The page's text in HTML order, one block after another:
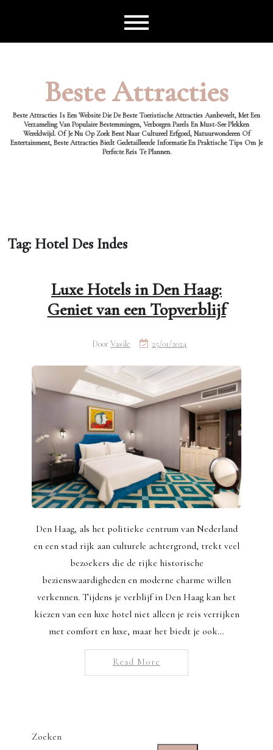
Beste Attracties
Beste Attracties Is Een Website Die De Beste Toeristische Attracties Aanbeveelt, Met Een
Verzameling Van Populaire Bestemmingen, Verborgen Parels En Must-See Plekken
Wereldwijd. Of Je Nu Op Zoek Bent Naar Cultureel Erfgoed, Natuurwonderen Of
Entertainment, Beste Attracties Biedt Gedetailleerde Informatie En Praktische Tips Om Je
Perfecte Reis Te Plannen.
Tag: Hotel Des Indes
Luxe Hotels in Den Haag:
Geniet van een Topverblijf
DoorVasile 25/01/2024
Den Haag, als het politieke centrum van Nederland
en een stad rijk aan culturele achtergrond, trekt veel
bezoekers die de rijke historische
bezienswaardigheden en moderne charme willen
verkennen. Tijdens je verblijf in Den Haag kan het
kiezen van een luxe hotel niet alleen je reis verrijken
met comfort en luxe, maar het biedt je ook…
Read More
Zoeken